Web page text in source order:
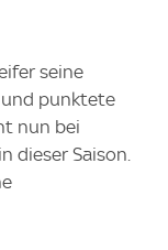
seine
und punktete
nun bei
dieser Saison.